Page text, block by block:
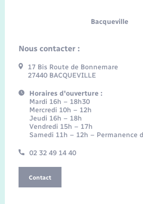
Bacqueville
Nous contacter :
17 Bis Route de Bonnemare
27440 BACQUEVILLE
Horaires d'ouverture :
Mardi 16h – 18h30
Mercredi 10h – 12h
Jeudi 16h – 18h
Vendredi 15h – 17h
Samedi 11h – 12h – Permanence
02 32 49 14 40
Contact